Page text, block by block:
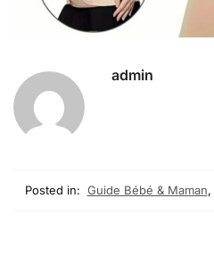
admin
Posted in: Guide Bébé & Maman,